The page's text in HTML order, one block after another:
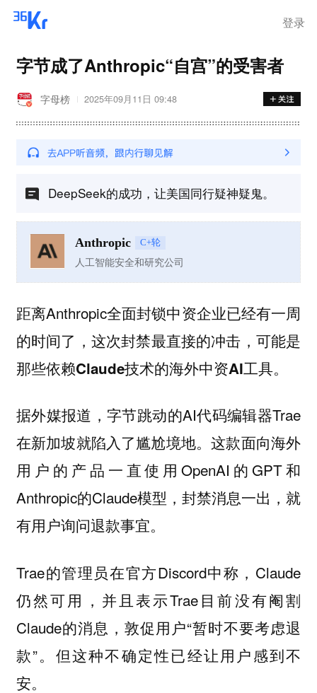
登录
字节成了Anthropic“自宫”的受害者
字母榜 2025年09月11日 09:48
DeepSeek的成功，让美国同行疑神疑鬼。
Anthropic C+轮
人工智能安全和研究公司
距离Anthropic全面封锁中资企业已经有一周
的时间了， 这次封禁最直接的冲击，可能是
那些依赖Claude技术的海外中资AI工具。
据外媒报道，字节跳动的AI代码编辑器Trae
在新加坡就陷入了尴尬境地。这款面向海外
用户的产品一直使用OpenAI的GPT和
Anthropic的Claude模型，封禁消息一出，就
有用户询问退款事宜。
Trae的管理员在官方Discord中称，Claude
仍然可用，并且表示Trae目前没有阉割
Claude的消息，敦促用户“暂时不要考虑退
款”。但这种不确定性已经让用户感到不
安。